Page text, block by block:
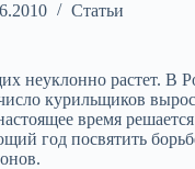
Статьи
неуклонно растет. В
курильщиков
время
год посвятить